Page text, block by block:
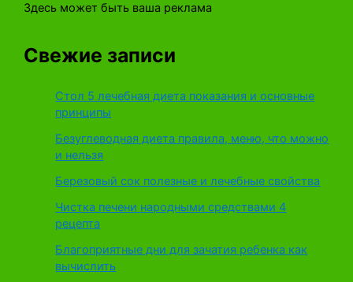
Здесь может быть ваша реклама
Свежие записи
Стол 5 лечебная диета показания и основные
принципы
Безуглеводная диета правила, меню, что можно
и нельзя
Березовый сок полезные и лечебные свойства
Чистка печени народными средствами 4
рецепта
Благоприятные дни для зачатия ребенка как
вычислить